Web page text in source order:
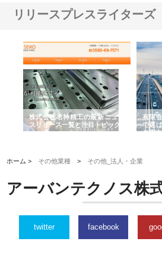
リリースプレスライターズ
株式会社名神精工の最新ニュー
スリリース一覧と注目トピック
有限
で選
の実力
ホーム > その他業種 > その他_法人・企業
アーバンテクノス株
twitter facebook